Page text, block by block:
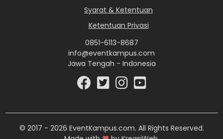
Syarat & Ketentuan
Ketentuan Privasi
0851-6113-8687
info@eventkampus.com
Jawa Tengah - Indonesia
© 2017 - 2026 EventKampus.com. All Rights Reserved.